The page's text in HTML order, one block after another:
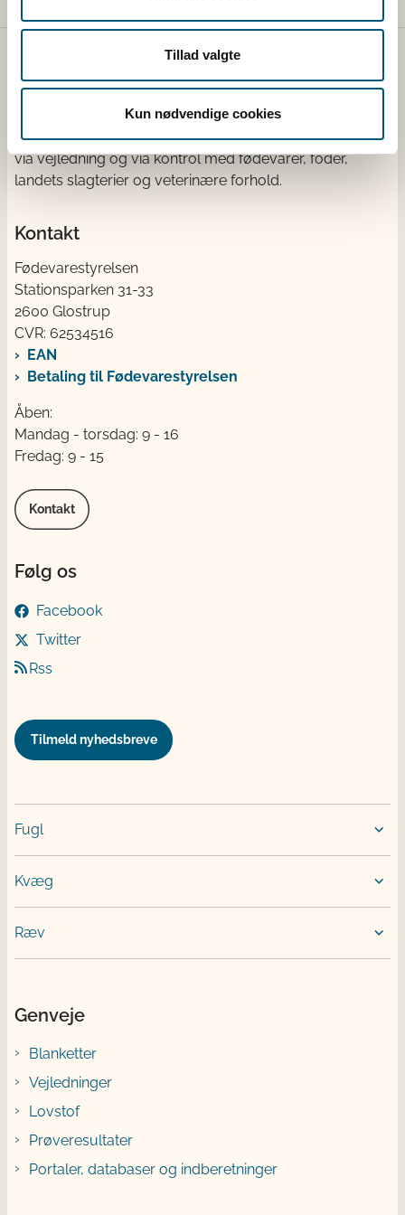
Tillad valgte
Kun nødvendige cookies
Fødevarestyrelsen
Fødevarestyrelsen tager sig af regler på veterinær- og
fødevareområdet og sikrer, at reglerne bliver overholdt
via vejledning og via kontrol med fødevarer, foder,
landets slagterier og veterinære forhold.
Kontakt
Fødevarestyrelsen
Stationsparken 31-33
2600 Glostrup
CVR: 62534516
EAN
Betaling til Fødevarestyrelsen
Åben:
Mandag - torsdag: 9 - 16
Fredag: 9 - 15
Kontakt
Følg os
Facebook
Twitter
Rss
Tilmeld nyhedsbreve
Fugl
Kvæg
Ræv
Genveje
Blanketter
Vejledninger
Lovstof
Prøveresultater
Portaler, databaser og indberetninger